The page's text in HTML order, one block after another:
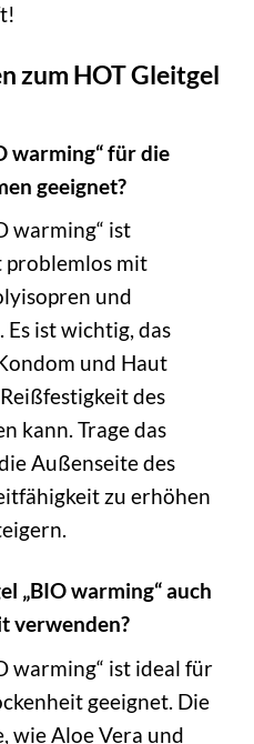
zum HOT Gleitgel
warming“ für die
geeignet?
warming“ ist
problemlos mit
und
ist wichtig, das
und Haut
des
kann. Trage das
Außenseite des
zu erhöhen
„BIO warming“ auch
verwenden?
warming“ ist ideal für
geeignet. Die
wie Aloe Vera und